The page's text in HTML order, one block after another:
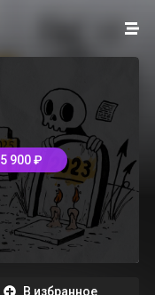
5 900 ₽
В избранное